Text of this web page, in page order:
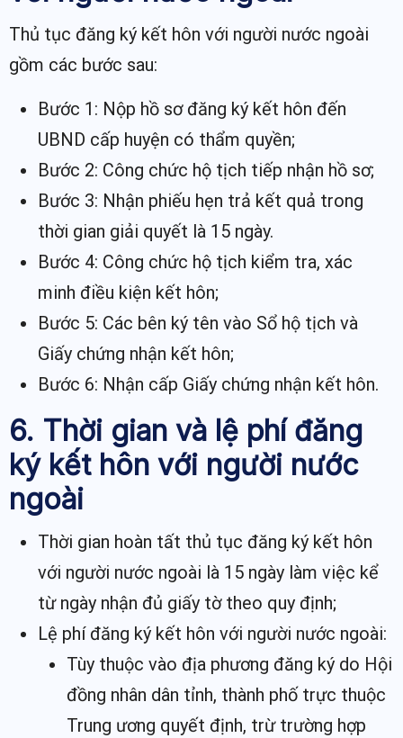
Thủ tục đăng ký kết hôn với người nước ngoài
gồm các bước sau:
Bước 1: Nộp hồ sơ đăng ký kết hôn đến
UBND cấp huyện có thẩm quyền;
Bước 2: Công chức hộ tịch tiếp nhận hồ sơ;
Bước 3: Nhận phiếu hẹn trả kết quả trong
thời gian giải quyết là 15 ngày.
Bước 4: Công chức hộ tịch kiểm tra, xác
minh điều kiện kết hôn;
Bước 5: Các bên ký tên vào Sổ hộ tịch và
Giấy chứng nhận kết hôn;
Bước 6: Nhận cấp Giấy chứng nhận kết hôn.
6. Thời gian và lệ phí đăng
ký kết hôn với người nước
ngoài
Thời gian hoàn tất thủ tục đăng ký kết hôn
với người nước ngoài là 15 ngày làm việc kể
từ ngày nhận đủ giấy tờ theo quy định;
Lệ phí đăng ký kết hôn với người nước ngoài:
Tùy thuộc vào địa phương đăng ký do Hội
đồng nhân dân tỉnh, thành phố trực thuộc
Trung ương quyết định, trừ trường hợp